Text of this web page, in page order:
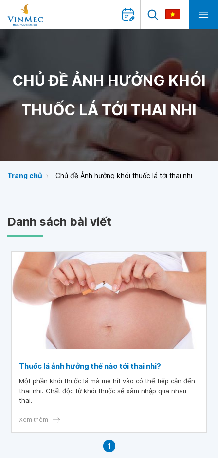
CHỦ ĐỀ ẢNH HƯỞNG KHÓI
THUỐC LÁ TỚI THAI NHI
Trang chủ Chủ đề Ảnh hưởng khói thuốc lá tới thai nhi
Danh sách bài viết
Thuốc lá ảnh hưởng thế nào tới thai nhi?
Một phần khói thuốc lá mà mẹ hít vào có thể tiếp cận đến
thai nhi. Chất độc từ khói thuốc sẽ xâm nhập qua nhau
thai.
Xem thêm
1